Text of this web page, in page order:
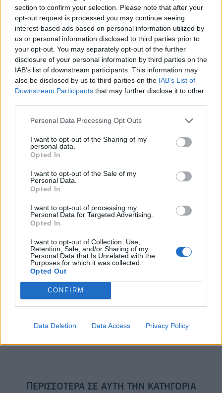
section to confirm your selection. Please note that after your
opt-out request is processed you may continue seeing
interest-based ads based on personal information utilized by
us or personal information disclosed to third parties prior to
your opt-out. You may separately opt-out of the further
disclosure of your personal information by third parties on the
IAB’s list of downstream participants. This information may
also be disclosed by us to third parties on the IAB’s List of
Downstream Participants that may further disclose it to other
Personal Data Processing Opt Outs
I want to opt-out of the Sharing of my
personal data.
Opted In
I want to opt-out of the Sale of my
Personal Data.
Opted In
I want to opt-out of processing my
Personal Data for Targeted Advertising.
Opted In
I want to opt-out of Collection, Use,
Retention, Sale, and/or Sharing of my
Personal Data that Is Unrelated with the
Purposes for which it was collected.
Opted Out
CONFIRM
Data Deletion Data Access Privacy Policy
Ελληνική Αναπτυξιακή Τράπεζα: Με «προίκα» 2 δισ. ευρώ ανοίγει
δρόμο για δάνεια έως 5 δισ. σε μικρομεσαίες
Β.Σ. Καρούλιας: Τζίρος 98,7
εκατ. ευρώ και αύξηση κερδών
low & non alcohol
Deloitte Ελλάδος:
Χρηματοοικονομικός
είσοδο στην πολωνική αγορά
Το FIAT 500 Hybrid τώρα από
18.990 ευρώ
Ατρόμητος και Novibet
συνεχίζουν μαζί: Ανανέωση της
18η συνεχόμενη χρονιά για τον ΟΤΕ στη διεθνή σειρά δεικτών
FTSE4Good
πύλες του σε όλους
ΠΕΡΙΣΣΌΤΕΡΑ ΣΕ ΑΥΤΉ ΤΗΝ ΚΑΤΗΓΟΡΊΑ